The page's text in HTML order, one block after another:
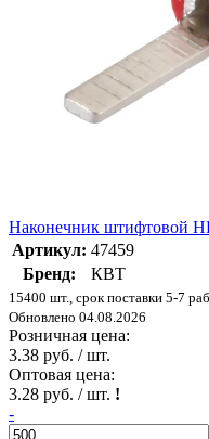
Наконечник штифтовой
Артикул: 47459
Бренд:
КВТ
15400 шт., срок поставки 5-7
Обновлено 04.08.2026
Розничная цена:
3.38 руб. / шт.
Оптовая цена:
3.28 руб. / шт. !
-